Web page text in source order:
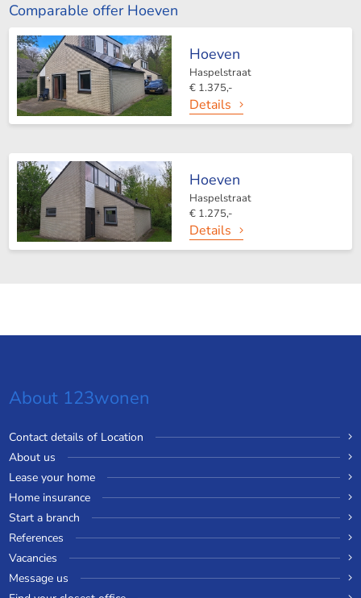
Comparable offer Hoeven
Hoeven
Haspelstraat
€ 1.375,-
Details
Hoeven
Haspelstraat
€ 1.275,-
Details
About 123wonen
Contact details of Location
About us
Lease your home
Home insurance
Start a branch
References
Vacancies
Message us